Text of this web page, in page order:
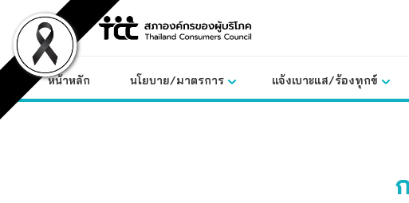
content
หน้าหลัก นโยบาย/มาตรการ แจ้งเบาะแส/ร้องทุกข์